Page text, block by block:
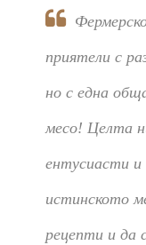
приятели с
но с една
месо! Целта
ентусиасти и
истинското
рецепти и да